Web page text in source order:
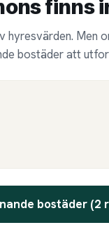
finns
hyresvärden. Men
bostäder att
bostäder (2